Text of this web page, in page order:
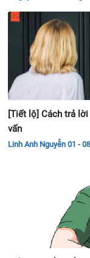
[Tiết lộ] Cách trả
Linh Anh Nguyễn 01 -
Giải đáp thắc mắc:
01 - 08 - 2020